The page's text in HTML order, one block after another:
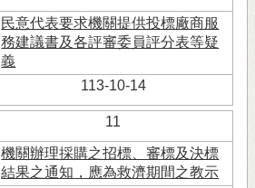
民意代表要求機關提供投標廠商服
務建議書及各評審委員評分表等疑
義
113-10-14
11
機關辦理採購之招標、審標及決標
結果之通知，應為救濟期間之教示